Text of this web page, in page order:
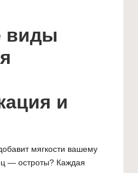
виды
и
мягкости вашему
— остроты? Каждая